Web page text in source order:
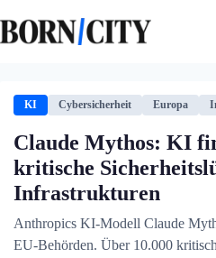
Inhalt
springen
KI Cybersicherheit Europa
Claude Mythos: KI
kritische
Infrastrukturen
Anthropics KI-Modell Claude
EU-Behörden. Über 10.000